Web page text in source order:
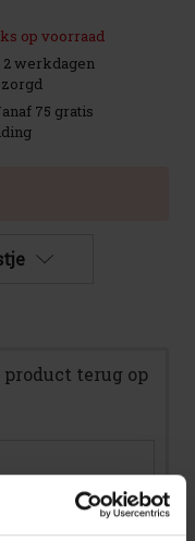
op voorraad
2 werkdagen
75 gratis
terug op